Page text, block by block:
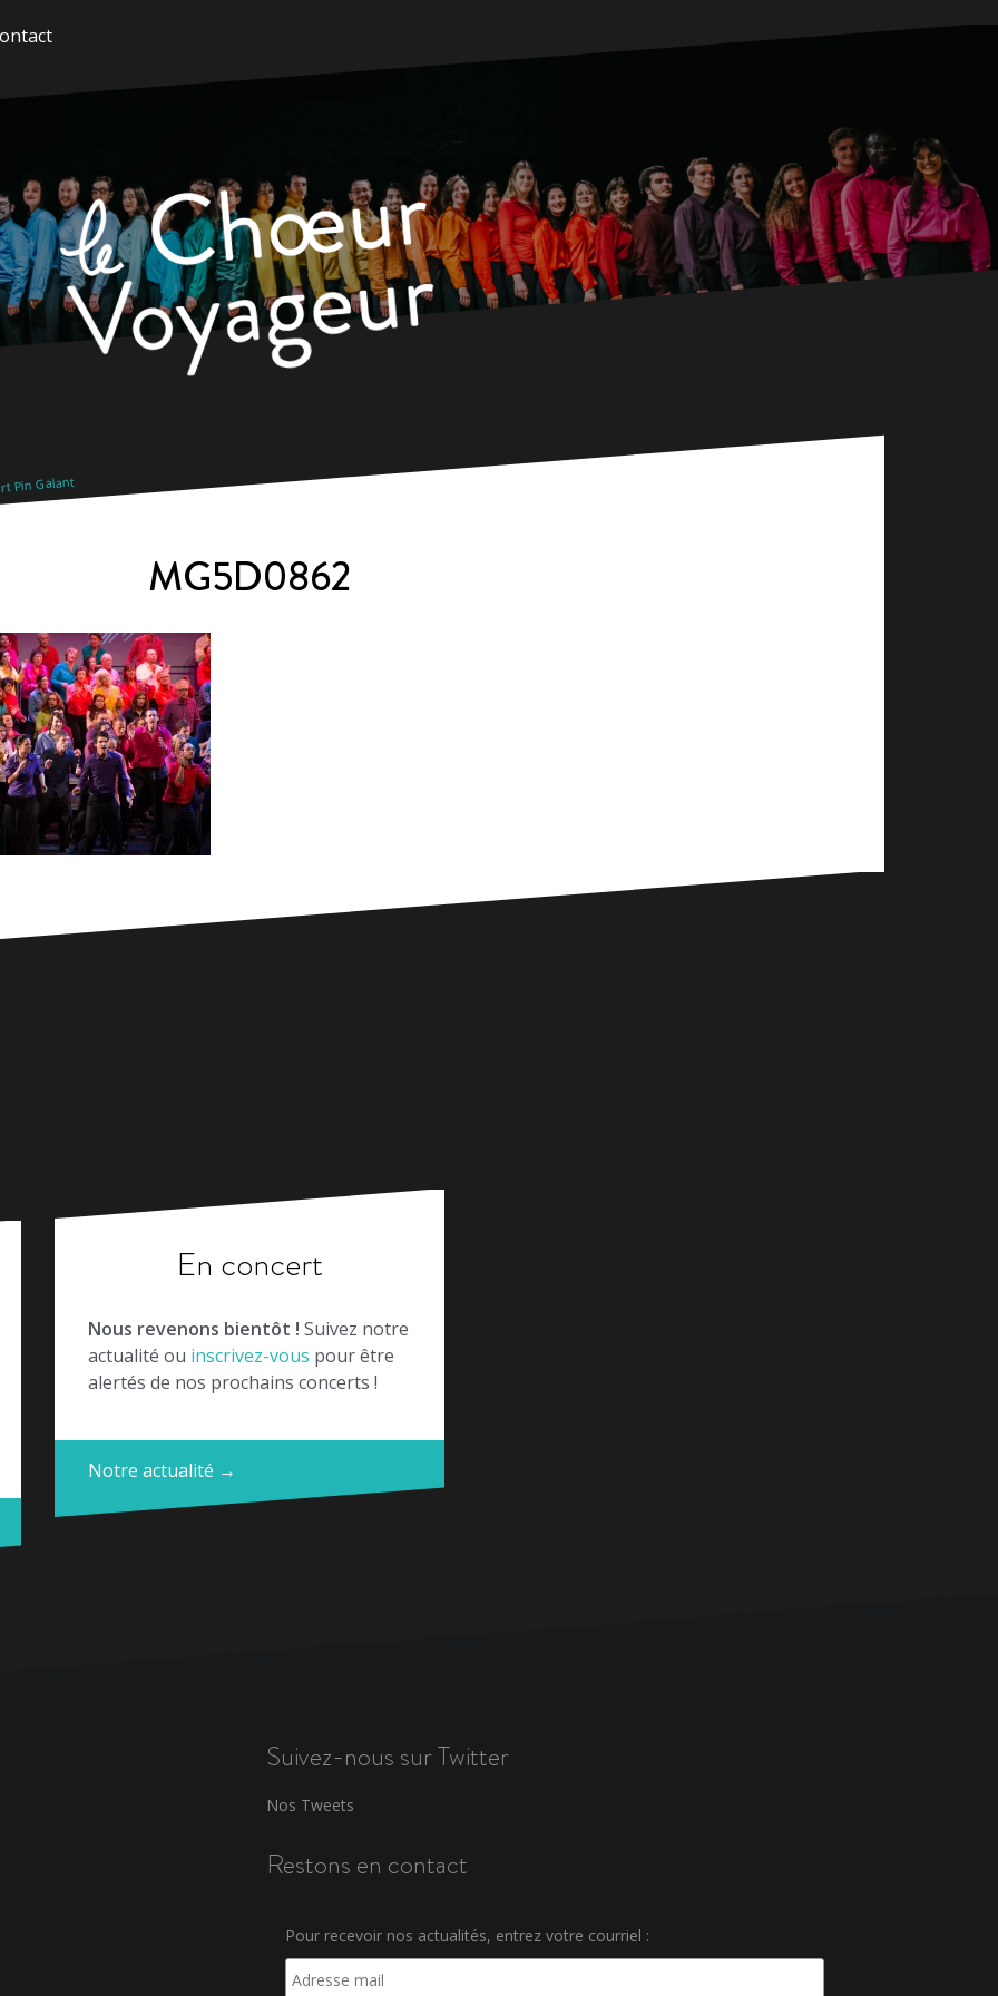
Pin Galant
MG5D0862
En concert
Nous revenons bientôt ! Suivez notre
actualité ou inscrivez-vous pour être
alertés de nos prochains concerts !
Notre actualité →
Suivez-nous sur Twitter
Nos Tweets
Restons en contact
Pour recevoir nos actualités, entrez votre courriel :